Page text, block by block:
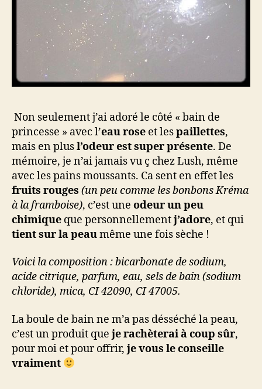
Non seulement j’ai adoré le côté « bain de
princesse » avec l’eau rose et lespaillettes,
mais en plusl’odeur est super présente. De
mémoire, je n’ai jamais vu ç chez Lush, même
avec les pains moussants. Ca sent en effet les
fruits rouges (un peu comme les bonbons Kréma
à la framboise), c’est une odeur un peu
chimique que personnellementj’adore, et qui
tient sur la peaumême une fois sèche !
Voici la composition : bicarbonate de sodium,
acide citrique, parfum, eau, sels de bain (sodium
chloride), mica, CI 42090, CI 47005.
La boule de bain ne m’a pas désséché la peau,
c’est un produit que je rachèterai à coup sûr,
pour moi et pour offrir, je vous le conseille
vraiment